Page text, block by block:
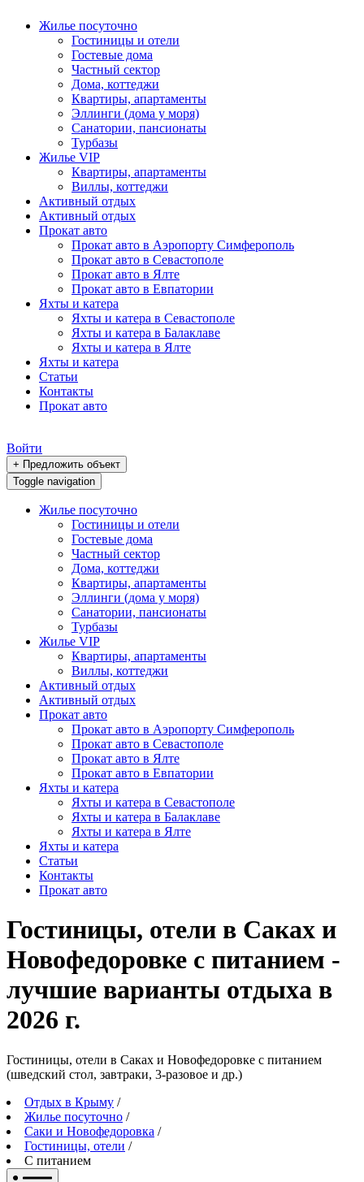
Жилье посуточно
Гостиницы и отели
Гостевые дома
Частный сектор
Дома, коттеджи
Квартиры, апартаменты
Эллинги (дома у моря)
Санатории, пансионаты
Турбазы
Жилье VIP
Квартиры, апартаменты
Виллы, коттеджи
Активный отдых
Активный отдых
Прокат авто
Прокат авто в Аэропорту Симферополь
Прокат авто в Севастополе
Прокат авто в Ялте
Прокат авто в Евпатории
Яхты и катера
Яхты и катера в Севастополе
Яхты и катера в Балаклаве
Яхты и катера в Ялте
Яхты и катера
Статьи
Контакты
Прокат авто
Войти
+ Предложить объект
Toggle navigation
Жилье посуточно
Гостиницы и отели
Гостевые дома
Частный сектор
Дома, коттеджи
Квартиры, апартаменты
Эллинги (дома у моря)
Санатории, пансионаты
Турбазы
Жилье VIP
Квартиры, апартаменты
Виллы, коттеджи
Активный отдых
Активный отдых
Прокат авто
Прокат авто в Аэропорту Симферополь
Прокат авто в Севастополе
Прокат авто в Ялте
Прокат авто в Евпатории
Яхты и катера
Яхты и катера в Севастополе
Яхты и катера в Балаклаве
Яхты и катера в Ялте
Яхты и катера
Статьи
Контакты
Прокат авто
Гостиницы, отели в Саках и
Новофедоровке с питанием -
лучшие варианты отдыха в
2026 г.
Гостиницы, отели в Саках и Новофедоровке c питанием
(шведский стол, завтраки, 3-разовое и др.)
Отдых в Крыму /
Жилье посуточно /
Саки и Новофедоровка /
Гостиницы, отели /
С питанием